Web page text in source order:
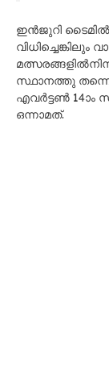
ഇൻജുറി
വിധിച്ചെങ്കിലും
സ്ഥാനത്തു
എവർട്ടൺ
ഒന്നാമത്.